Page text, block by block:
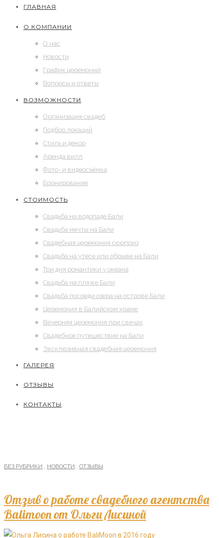
ГЛАВНАЯ
О КОМПАНИИ
О нас
Новости
График церемоний
Вопросы и ответы
ВОЗМОЖНОСТИ
Организация свадеб
Подбор локаций
Стиль и декор
Аренда вилл
Фото- и видеосъёмка
Бронирование
СТОИМОСТЬ
Свадьба на водопаде Бали
Свадьба мечты на Бали
Cвадебная церемония сюрприз
Свадьба на утесе или обрыве на Бали
Три дня романтики у океана
Свадьба на пляже Бали
Свадьба посреди озера на острове Бали
Церемония в Балийском храме
Вечерняя церемония при свечах
Свадебное путешествие на Бали
Эксклюзивная свадебная церемония
ГАЛЕРЕЯ
ОТЗЫВЫ
КОНТАКТЫ
БЕЗ РУБРИКИ НОВОСТИ ОТЗЫВЫ
Отзыв о работе свадебного агентства
Balimoon от Ольги Лисиной